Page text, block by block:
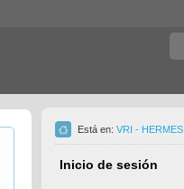
Está en: VRI - HERMES
Inicio de sesión